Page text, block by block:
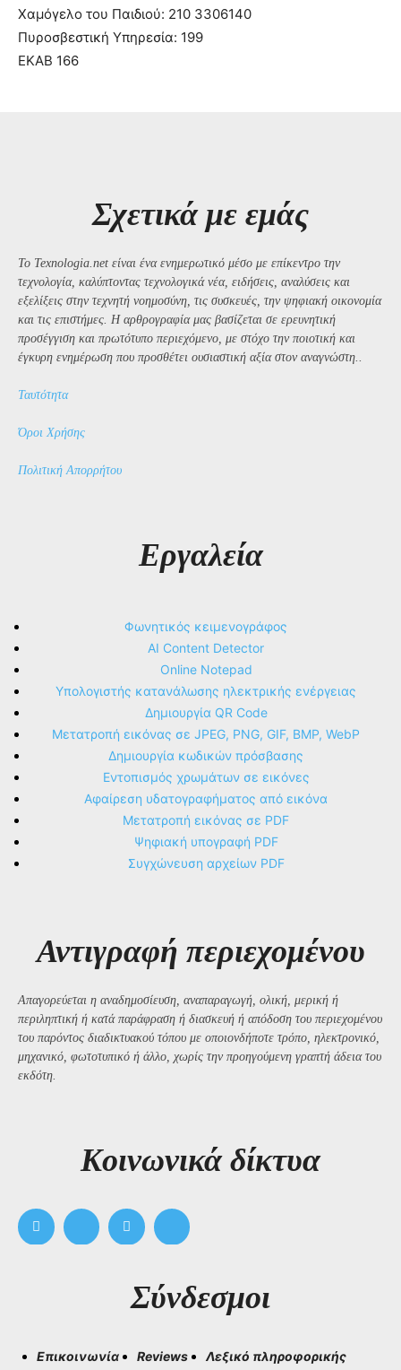
Χαμόγελο του Παιδιού: 210 3306140
Πυροσβεστική Υπηρεσία: 199
ΕΚΑΒ 166
Σχετικά με εμάς
Το Texnologia.net είναι ένα ενημερωτικό μέσο με επίκεντρο την
τεχνολογία, καλύπτοντας τεχνολογικά νέα, ειδήσεις, αναλύσεις και
εξελίξεις στην τεχνητή νοημοσύνη, τις συσκευές, την ψηφιακή οικονομία
και τις επιστήμες. Η αρθρογραφία μας βασίζεται σε ερευνητική
προσέγγιση και πρωτότυπο περιεχόμενο, με στόχο την ποιοτική και
έγκυρη ενημέρωση που προσθέτει ουσιαστική αξία στον αναγνώστη..
Ταυτότητα
Όροι Χρήσης
Πολιτική Απορρήτου
Εργαλεία
Φωνητικός κειμενογράφος
AI Content Detector
Online Notepad
Υπολογιστής κατανάλωσης ηλεκτρικής ενέργειας
Δημιουργία QR Code
Μετατροπή εικόνας σε JPEG, PNG, GIF, BMP, WebP
Δημιουργία κωδικών πρόσβασης
Εντοπισμός χρωμάτων σε εικόνες
Αφαίρεση υδατογραφήματος από εικόνα
Μετατροπή εικόνας σε PDF
Ψηφιακή υπογραφή PDF
Συγχώνευση αρχείων PDF
Αντιγραφή περιεχομένου
Απαγορεύεται η αναδημοσίευση, αναπαραγωγή, ολική, μερική ή
περιληπτική ή κατά παράφραση ή διασκευή ή απόδοση του περιεχομένου
του παρόντος διαδικτυακού τόπου με οποιονδήποτε τρόπο, ηλεκτρονικό,
μηχανικό, φωτοτυπικό ή άλλο, χωρίς την προηγούμενη γραπτή άδεια του
εκδότη.
Kοινωνικά δίκτυα
Σύνδεσμοι
Επικοινωνία Reviews Λεξικό πληροφορικής